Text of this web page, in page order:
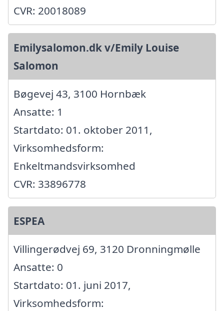
CVR: 20018089
Emilysalomon.dk v/Emily Louise
Salomon
Bøgevej 43, 3100 Hornbæk
Ansatte: 1
Startdato: 01. oktober 2011,
Virksomhedsform:
Enkeltmandsvirksomhed
CVR: 33896778
ESPEA
Villingerødvej 69, 3120 Dronningmølle
Ansatte: 0
Startdato: 01. juni 2017,
Virksomhedsform: